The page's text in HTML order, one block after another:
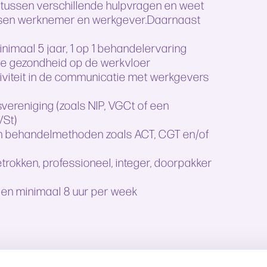
verschillende hulpvragen en weet
werknemer en werkgever.Daarnaast
5 jaar, 1 op 1 behandelervaring
gezondheid op de werkvloer
in de communicatie met werkgevers
(zoals NIP, VGCt of een
zoals ACT, CGT en/of
professioneel, integer, doorpakker
minimaal 8 uur per week